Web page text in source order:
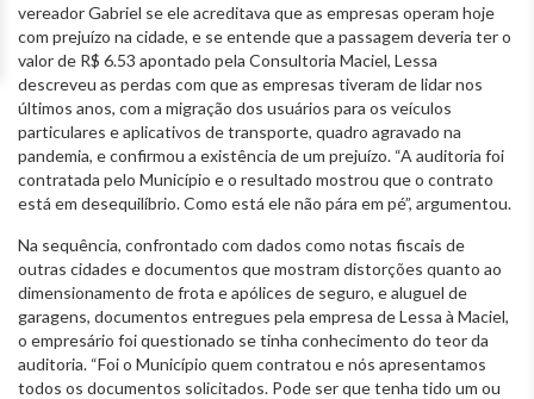
vereador Gabriel se ele acreditava que as empresas operam hoje
com prejuízo na cidade, e se entende que a passagem deveria ter o
valor de R$ 6.53 apontado pela Consultoria Maciel, Lessa
descreveu as perdas com que as empresas tiveram de lidar nos
últimos anos, com a migração dos usuários para os veículos
particulares e aplicativos de transporte, quadro agravado na
pandemia, e confirmou a existência de um prejuízo. “A auditoria foi
contratada pelo Município e o resultado mostrou que o contrato
está em desequilíbrio. Como está ele não pára em pé”, argumentou.
Na sequência, confrontado com dados como notas fiscais de
outras cidades e documentos que mostram distorções quanto ao
dimensionamento de frota e apólices de seguro, e aluguel de
garagens, documentos entregues pela empresa de Lessa à Maciel,
o empresário foi questionado se tinha conhecimento do teor da
auditoria. “Foi o Município quem contratou e nós apresentamos
todos os documentos solicitados. Pode ser que tenha tido um ou